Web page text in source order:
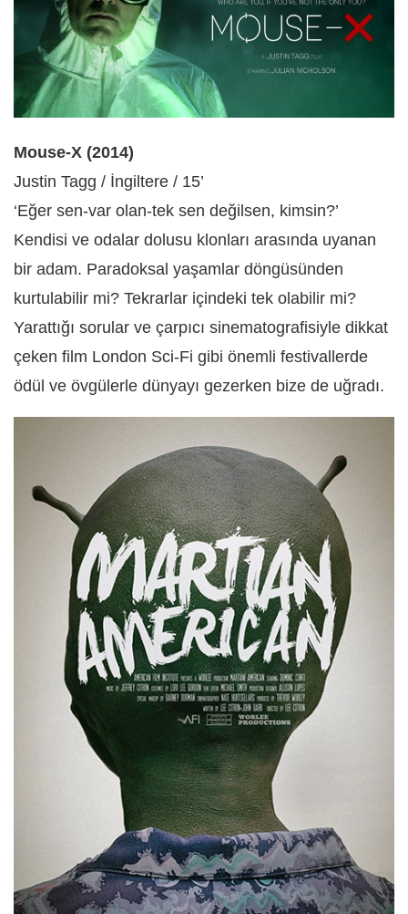
Mouse-X (2014)
Justin Tagg / İngiltere / 15’
‘Eğer sen-var olan-tek sen değilsen, kimsin?’
Kendisi ve odalar dolusu klonları arasında uyanan
bir adam. Paradoksal yaşamlar döngüsünden
kurtulabilir mi? Tekrarlar içindeki tek olabilir mi?
Yarattığı sorular ve çarpıcı sinematografisiyle dikkat
çeken film London Sci-Fi gibi önemli festivallerde
ödül ve övgülerle dünyayı gezerken bize de uğradı.